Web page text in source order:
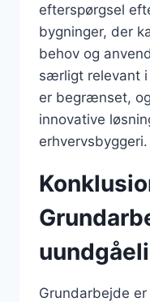
efterspørgsel
bygninger, der
behov og
særligt relevant i
er begrænset,
innovative
erhvervsbyggeri.
Grundarbejde